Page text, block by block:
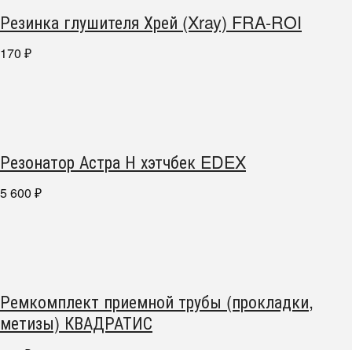
Резинка глушителя Хрей (Xray) FRA-ROI
170 ₽
Резонатор Астра Н хэтчбек EDEX
5 600 ₽
Ремкомплект приемной трубы (прокладки,
метизы) КВАДРАТИС